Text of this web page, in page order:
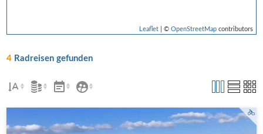
Leaflet| © OpenStreetMapcontributors
4 Radreisen gefunden